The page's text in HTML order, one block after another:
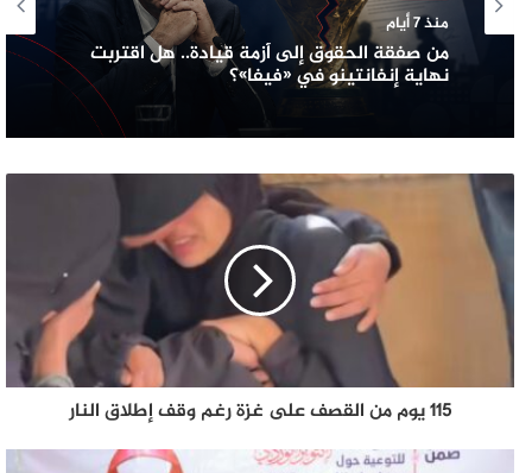
منذ 7 أيام
من صفقة الحقوق إلى أزمة قيادة.. هل اقتربت
نهاية إنفانتينو في «فيفا»؟
115 يوم من القصف على غزة رغم وقف إطلاق النار